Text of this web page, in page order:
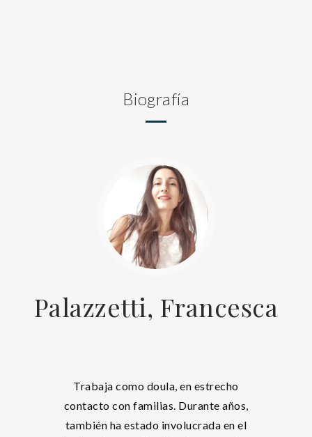
Biografía
Palazzetti, Francesca
Trabaja como doula, en estrecho
contacto con familias. Durante años,
también ha estado involucrada en el